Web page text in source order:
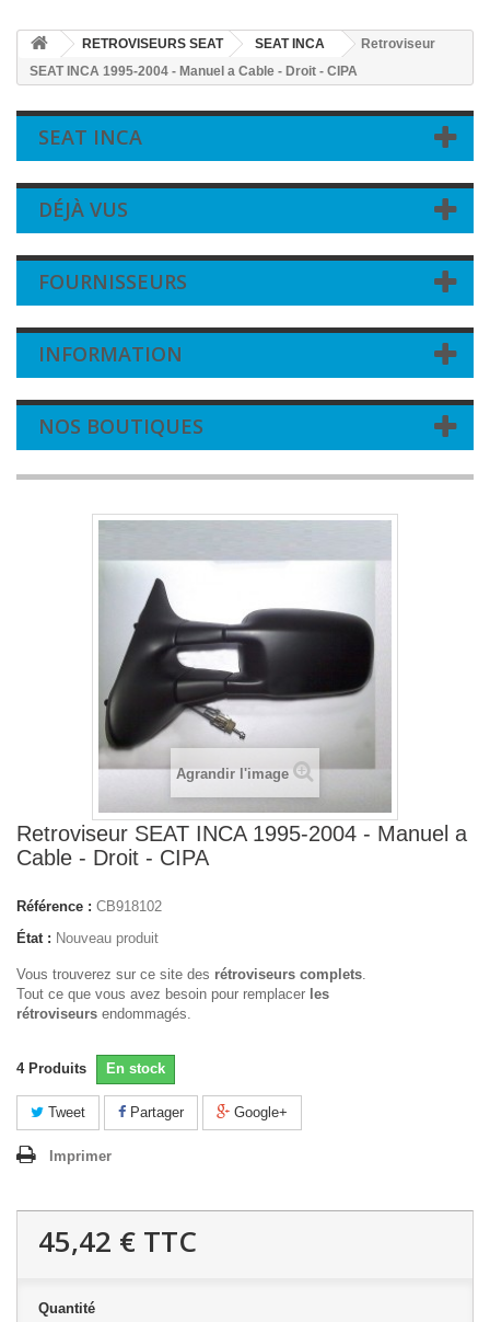
RETROVISEURS SEAT SEAT INCA
Retroviseur
SEAT INCA 1995-2004 - Manuel a Cable - Droit - CIPA
SEAT INCA
DÉJÀ VUS
FOURNISSEURS
INFORMATION
NOS BOUTIQUES
Agrandir l'image
Retroviseur SEAT INCA 1995-2004 - Manuel a
Cable - Droit - CIPA
Référence : CB918102
État : Nouveau produit
Vous trouverez sur ce site des rétroviseurs complets.
Tout ce que vous avez besoin pour remplacer les
rétroviseurs endommagés.
4 Produits En stock
Tweet Partager Google+
Imprimer
45,42 € TTC
Quantité